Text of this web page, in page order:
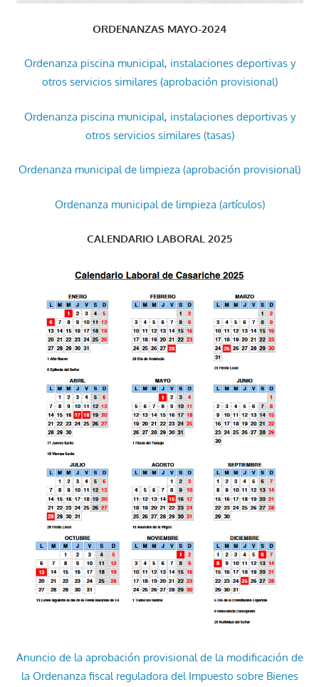
ORDENANZAS MAYO-2024
Ordenanza piscina municipal, instalaciones deportivas y
otros servicios similares (aprobación provisional)
Ordenanza piscina municipal, instalaciones deportivas y
otros servicios similares (tasas)
Ordenanza municipal de limpieza (aprobación provisional)
Ordenanza municipal de limpieza (artículos)
CALENDARIO LABORAL 2025
Anuncio de la aprobación provisional de la modificación de
la Ordenanza fiscal reguladora del Impuesto sobre Bienes